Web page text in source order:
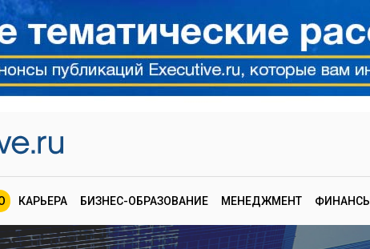
КАРЬЕРА БИЗНЕС-ОБРАЗОВАНИЕ МЕНЕДЖМЕНТ ФИНАНСЫ